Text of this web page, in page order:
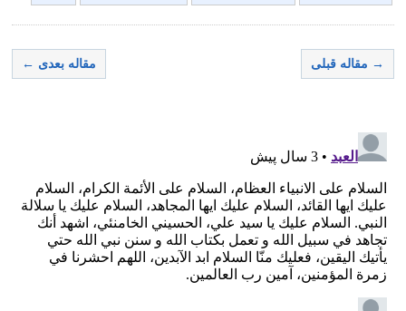
→ مقاله قبلی مقاله بعدی ←